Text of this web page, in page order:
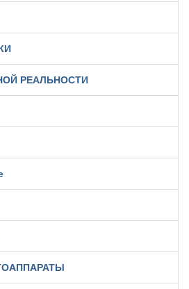
РЕАЛЬНОСТИ